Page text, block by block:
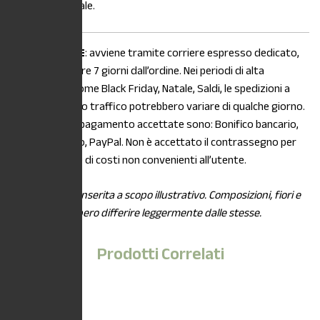
olio, limone e sale.
SPEDIZIONE: avviene tramite corriere espresso dedicato,
entro e non oltre 7 giorni dall’ordine. Nei periodi di alta
stagionalità, come Black Friday, Natale, Saldi, le spedizioni a
causa di intenso traffico potrebbero variare di qualche giorno.
Le modalità di pagamento accettate sono: Bonifico bancario,
Carta di credito, PayPal. Non è accettato il contrassegno per
maggiorazione di costi non convenienti all’utente.
*L’immagine è inserita a scopo illustrativo. Composizioni, fiori e
piante potrebbero differire leggermente dalle stesse.
Prodotti Correlati